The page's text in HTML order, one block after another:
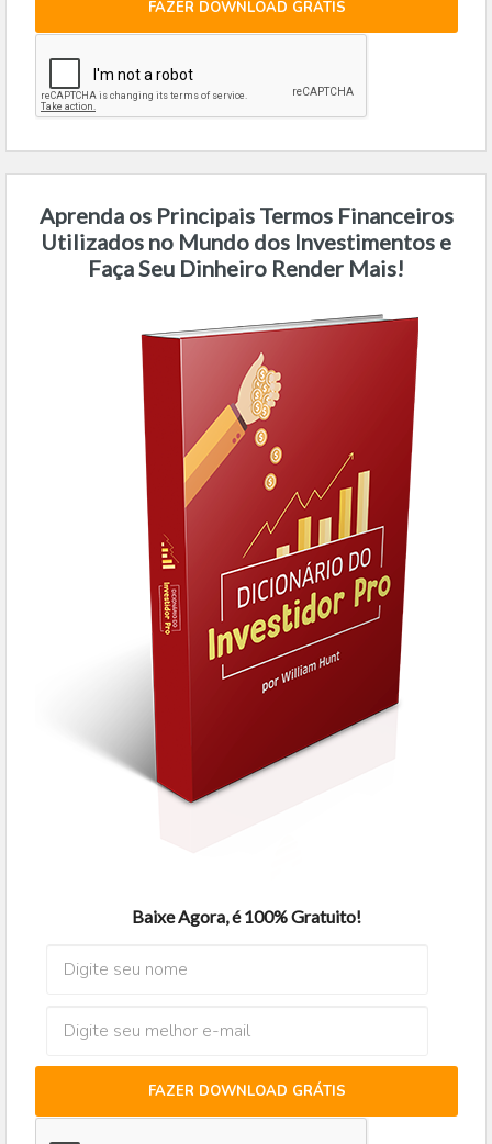
FAZER DOWNLOAD GRÁTIS
Aprenda os Principais Termos Financeiros
Utilizados no Mundo dos Investimentos e
Faça Seu Dinheiro Render Mais!
Baixe Agora, é 100% Gratuito!
FAZER DOWNLOAD GRÁTIS